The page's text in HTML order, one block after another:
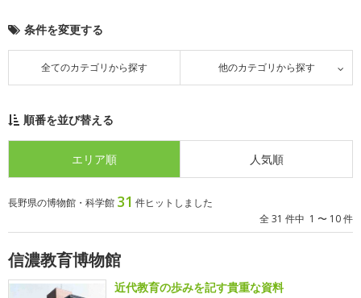
条件を変更する
全てのカテゴリから探す 他のカテゴリから探す
順番を並び替える
エリア順 人気順
長野県の博物館・科学館 31 件ヒットしました
全 31 件中 1 〜 10 件
信濃教育博物館
近代教育の歩みを記す貴重な資料